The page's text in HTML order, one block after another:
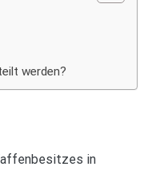
werden?
in